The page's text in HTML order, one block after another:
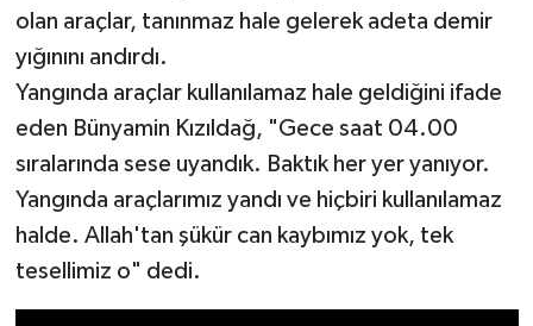
olan araçlar, tanınmaz hale gelerek adeta demir
yığınını andırdı.
Yangında araçlar kullanılamaz hale geldiğini ifade
eden Bünyamin Kızıldağ, "Gece saat 04.00
sıralarında sese uyandık. Baktık her yer yanıyor.
Yangında araçlarımız yandı ve hiçbiri kullanılamaz
halde. Allah'tan şükür can kaybımız yok, tek
tesellimiz o" dedi.